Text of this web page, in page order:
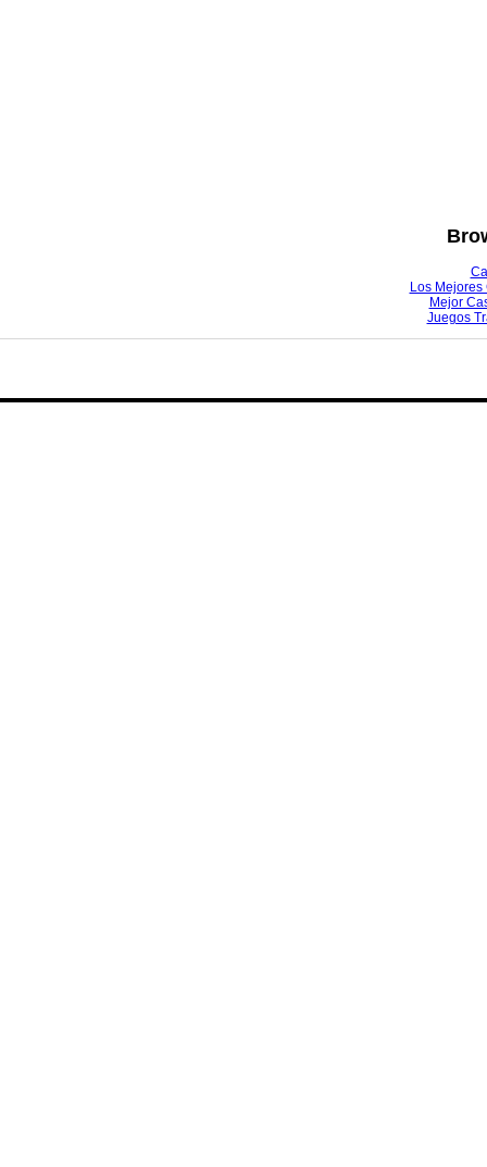
Los Mejores
Mejor
Juegos